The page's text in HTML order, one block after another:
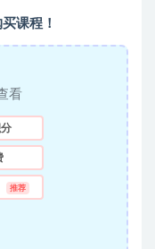
课程！
看
推荐